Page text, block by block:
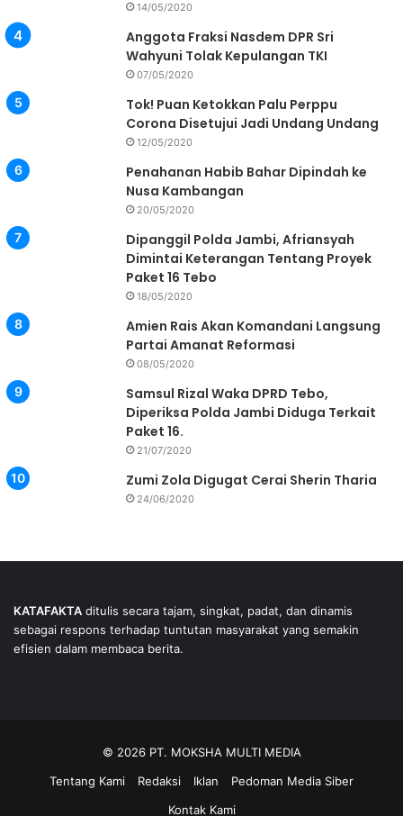
14/05/2020
Anggota Fraksi Nasdem DPR Sri
Wahyuni Tolak Kepulangan TKI
07/05/2020
Tok! Puan Ketokkan Palu Perppu
Corona Disetujui Jadi Undang Undang
12/05/2020
Penahanan Habib Bahar Dipindah ke
Nusa Kambangan
20/05/2020
Dipanggil Polda Jambi, Afriansyah
Dimintai Keterangan Tentang Proyek
Paket 16 Tebo
18/05/2020
Amien Rais Akan Komandani Langsung
Partai Amanat Reformasi
08/05/2020
Samsul Rizal Waka DPRD Tebo,
Diperiksa Polda Jambi Diduga Terkait
Paket 16.
21/07/2020
Zumi Zola Digugat Cerai Sherin Tharia
24/06/2020
KATAFAKTA ditulis secara tajam, singkat, padat, dan dinamis
sebagai respons terhadap tuntutan masyarakat yang semakin
efisien dalam membaca berita.
© 2026 PT. MOKSHA MULTI MEDIA
Tentang Kami
Redaksi Iklan
Pedoman Media Siber
Kontak Kami